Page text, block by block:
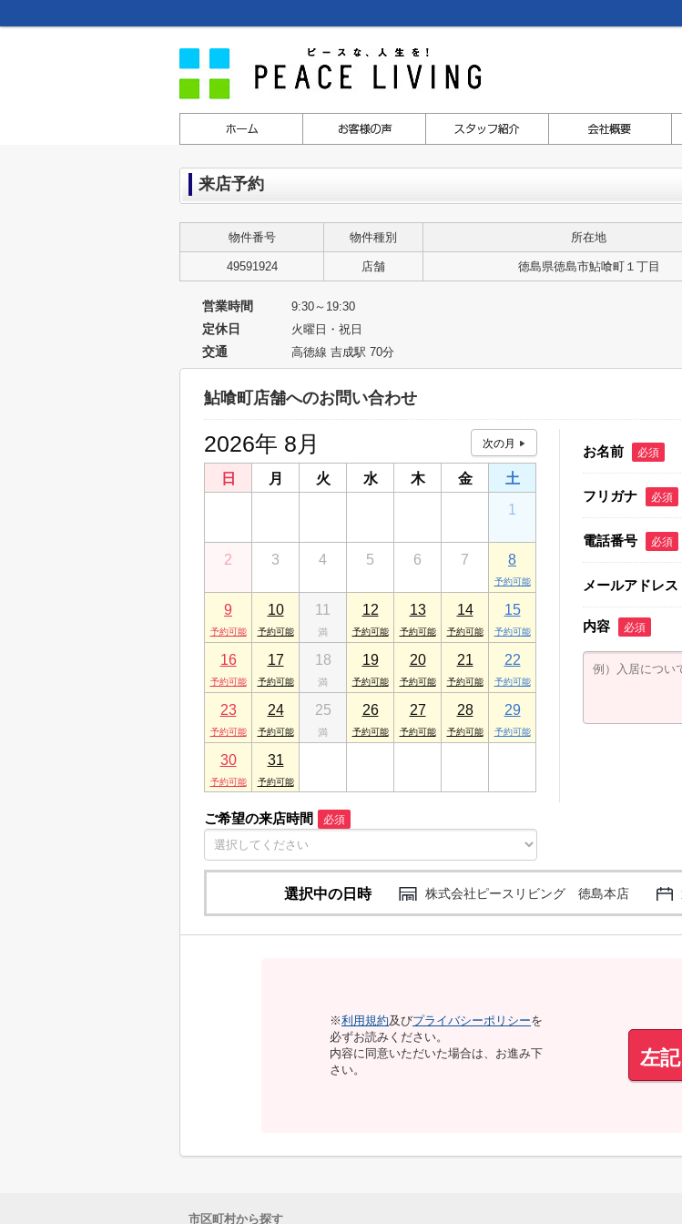
来店予約
物件番号 物件種別 所在地
49591924 店舗 徳島県徳島市鮎喰町１丁目
営業時間 9:30～19:30
定休日 火曜日・祝日
交通 高徳線 吉成駅 70分
鮎喰町店舗へのお問い合わせ
2026年 8月
日 月 火 水 木 金
土
1
2 3 4 5 6 7 8
9 10 11 12 13 14 15
16 17 18 19 20 21 22
23 24 25 26 27 28 29
30 31
ご希望の来店時間 必須
お名前 必須
フリガナ 必須
電話番号 必須
メールアドレス
内容 必須
選択中の日時 株式会社ピースリビング 徳島本店
※利用規約及びプライバシーポリシーを
必ずお読みください。
内容に同意いただいた場合は、お進み下
さい。
左
市区町村から探す